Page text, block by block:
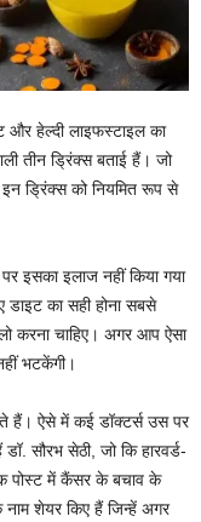
और हेल्‍दी लाइफस्‍टाइल का
तीन ड्रिंक्स बताई हैं। जो
ड्रिंक्स को नियमित रूप से
इसका इलाज नहीं क‍िया गया
का सही होना सबसे
करना चाह‍िए। अगर आप ऐसा
भटकेंगी।
हैं। ऐसे में कई डॉक्‍टर्स उस पर
सौरभ सेठी, जो क‍ि हारवर्ड-
पोस्‍ट में कैंसर के बचाव के
नाम शेयर क‍िए हैं ज‍िन्‍हें अगर